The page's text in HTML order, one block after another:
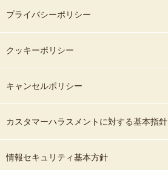
プライバシーポリシー
クッキーポリシー
キャンセルポリシー
カスタマーハラスメントに対する基本指針
情報セキュリティ基本方針